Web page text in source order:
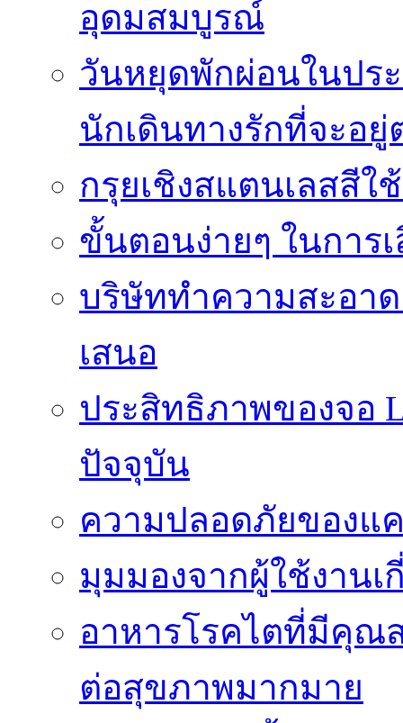
อุดมสมบูรณ์
วันหยุดพักผ่อนในประ
นักเดินทางรักที่จะอยู่
กรุยเชิงสแตนเลสสีใ
ขั้นตอนง่ายๆ ในการ
บริษัททำความสะอา
เสนอ
ประสิทธิภาพของจอ
ปัจจุบัน
ความปลอดภัยของแ
มุมมองจากผู้ใช้งาน
อาหารโรคไตที่มีคุณ
ต่อสุขภาพมากมาย